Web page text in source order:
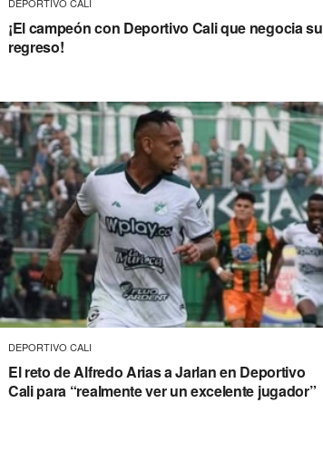
¡El campeón con Deportivo Cali que negocia su
regreso!
DEPORTIVO CALI
El reto de Alfredo Arias a Jarlan en Deportivo
Cali para “realmente ver un excelente jugador”